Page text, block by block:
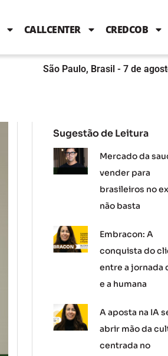
b
o
k
t
e
b
CALLCENTER CREDCOB
São Paulo, Brasil - 7 de
Sugestão de Leitura
Mercado da
vender para
brasileiros no
não basta
Embracon: A
conquista do
entre a jornada
e a humana
A aposta na IA
abrir mão da
centrada no